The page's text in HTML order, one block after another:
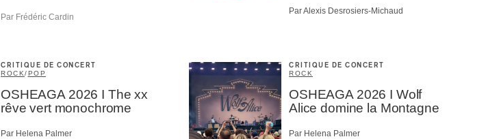
Par Frédéric Cardin
Par Alexis Desrosiers-Michaud
CRITIQUE DE CONCERT
ROCK/POP
OSHEAGA 2026 I The xx
rêve vert monochrome
Par Helena Palmer
CRITIQUE DE CONCERT
ROCK
OSHEAGA 2026 I Wolf
Alice domine la Montagne
Par Helena Palmer